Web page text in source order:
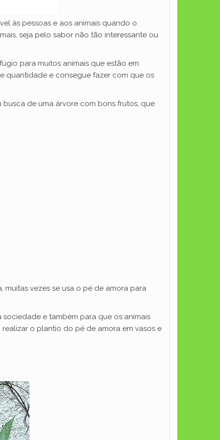
às pessoas e aos animais quando o
seja pelo sabor não tão interessante ou
para muitos animais que estão em
quantidade e consegue fazer com que os
de uma árvore com bons frutos, que
muitas vezes se usa o pé de amora para
e também para que os animais
o plantio do pé de amora em vasos e